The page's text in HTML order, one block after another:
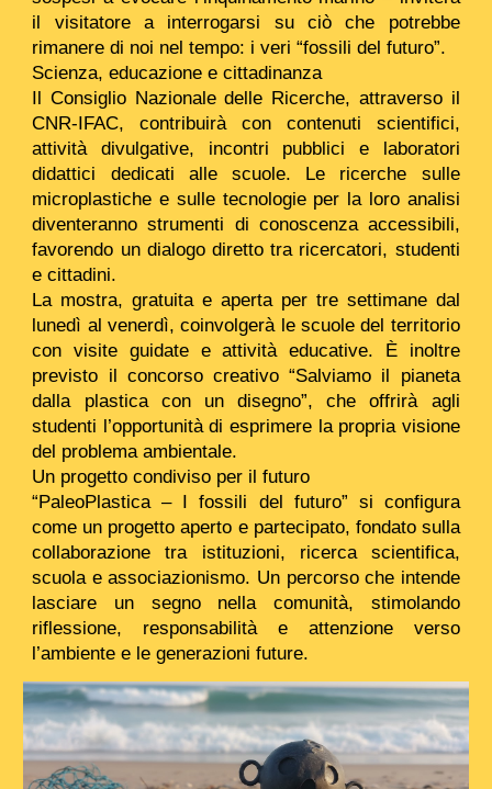
il visitatore a interrogarsi su ciò che potrebbe
rimanere di noi nel tempo: i veri “fossili del futuro”.
Scienza, educazione e cittadinanza
Il Consiglio Nazionale delle Ricerche, attraverso il
CNR-IFAC, contribuirà con contenuti scientifici,
attività divulgative, incontri pubblici e laboratori
didattici dedicati alle scuole. Le ricerche sulle
microplastiche e sulle tecnologie per la loro analisi
diventeranno strumenti di conoscenza accessibili,
favorendo un dialogo diretto tra ricercatori, studenti
e cittadini.
La mostra, gratuita e aperta per tre settimane dal
lunedì al venerdì, coinvolgerà le scuole del territorio
con visite guidate e attività educative. È inoltre
previsto il concorso creativo “Salviamo il pianeta
dalla plastica con un disegno”, che offrirà agli
studenti l’opportunità di esprimere la propria visione
del problema ambientale.
Un progetto condiviso per il futuro
“PaleoPlastica – I fossili del futuro” si configura
come un progetto aperto e partecipato, fondato sulla
collaborazione tra istituzioni, ricerca scientifica,
scuola e associazionismo. Un percorso che intende
lasciare un segno nella comunità, stimolando
riflessione, responsabilità e attenzione verso
l’ambiente e le generazioni future.